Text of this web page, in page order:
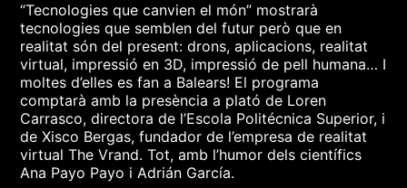
“Tecnologies que canvien el món” mostrarà
tecnologies que semblen del futur però que en
realitat són del present: drons, aplicacions, realitat
virtual, impressió en 3D, impressió de pell humana… I
moltes d’elles es fan a Balears! El programa
comptarà amb la presència a plató de Loren
Carrasco, directora de l’Escola Politécnica Superior, i
de Xisco Bergas, fundador de l’empresa de realitat
virtual The Vrand. Tot, amb l’humor dels científics
Ana Payo Payo i Adrián García.